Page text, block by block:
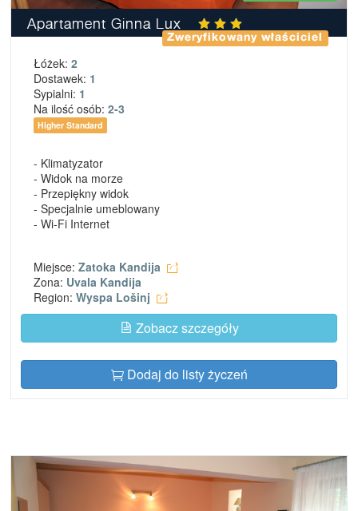
Apartament Ginna Lux
Zweryfikowany właściciel
Łóżek: 2
Dostawek: 1
Sypialni: 1
Na ilość osób: 2-3
Higher Standard
- Klimatyzator
- Widok na morze
- Przepiękny widok
- Specjalnie umeblowany
- Wi-Fi Internet
Miejsce: Zatoka Kandija
Zona: Uvala Kandija
Region: Wyspa Lošinj
Zobacz szczegóły
Dodaj do listy życzeń